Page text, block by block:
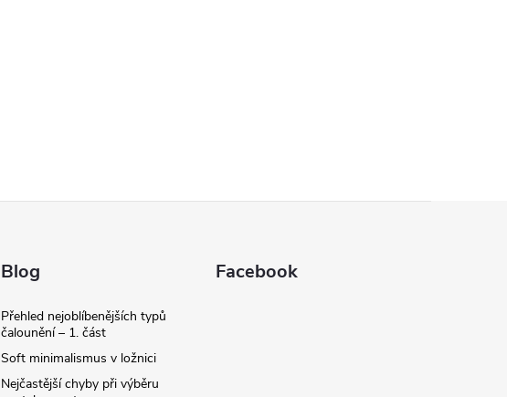
Blog
Přehled nejoblíbenějších typů
čalounění – 1. část
Soft minimalismus v ložnici
Nejčastější chyby při výběru
Facebook